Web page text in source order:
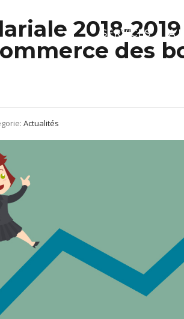
SERVICES A
2018-2019
des
Actualités